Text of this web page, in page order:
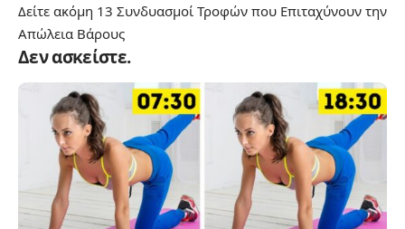
Δείτε ακόμη 13 Συνδυασμοί Τροφών που Επιταχύνουν την
Απώλεια Βάρους
Δεν ασκείστε.